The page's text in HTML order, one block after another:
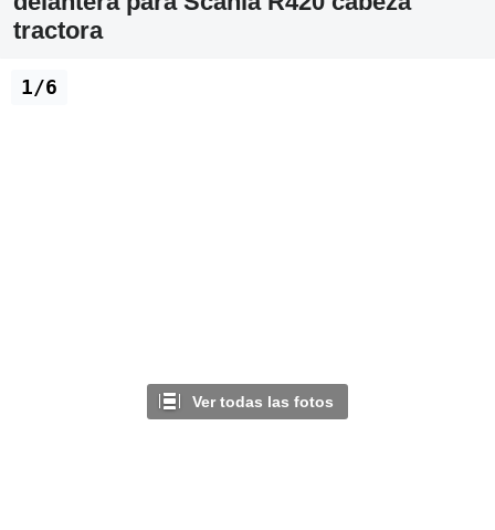
tractora
Ver todas las fotos
1/6